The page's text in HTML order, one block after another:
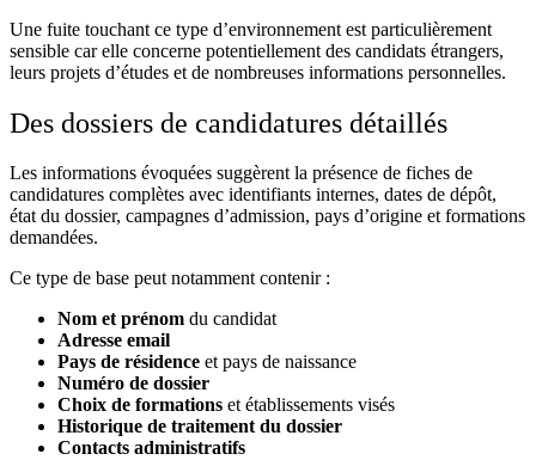
Une fuite touchant ce type d’environnement est particulièrement
sensible car elle concerne potentiellement des candidats étrangers,
leurs projets d’études et de nombreuses informations personnelles.
Des dossiers de candidatures détaillés
Les informations évoquées suggèrent la présence de fiches de
candidatures complètes avec identifiants internes, dates de dépôt,
état du dossier, campagnes d’admission, pays d’origine et formations
demandées.
Ce type de base peut notamment contenir :
Nom et prénom du candidat
Adresse email
Pays de résidence et pays de naissance
Numéro de dossier
Choix de formations et établissements visés
Historique de traitement du dossier
Contacts administratifs